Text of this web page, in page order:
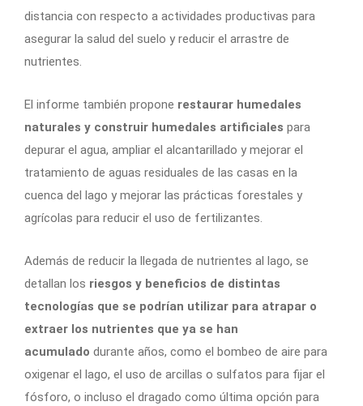
distancia con respecto a actividades productivas para
asegurar la salud del suelo y reducir el arrastre de
nutrientes.
El informe también propone restaurar humedales
naturales y construir humedales artificiales para
depurar el agua, ampliar el alcantarillado y mejorar el
tratamiento de aguas residuales de las casas en la
cuenca del lago y mejorar las prácticas forestales y
agrícolas para reducir el uso de fertilizantes.
Además de reducir la llegada de nutrientes al lago, se
detallan los riesgos y beneficios de distintas
tecnologías que se podrían utilizar para atrapar o
extraer los nutrientes que ya se han
acumulado durante años, como el bombeo de aire para
oxigenar el lago, el uso de arcillas o sulfatos para fijar el
fósforo, o incluso el dragado como última opción para